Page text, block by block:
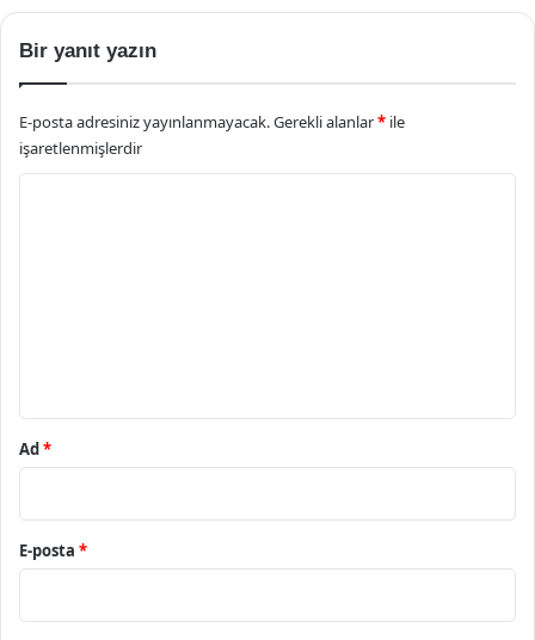
Bir yanıt yazın
E-posta adresiniz yayınlanmayacak.Gerekli alanlar* ile
işaretlenmişlerdir
Ad*
E-posta *